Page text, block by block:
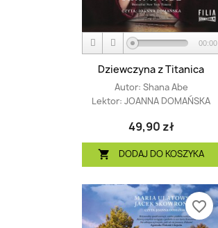
00:00
Dziewczyna z Titanica
Autor: Shana Abe
Lektor: JOANNA DOMAŃSKA
49,90 zł
 DODAJ DO KOSZYKA
favorite_border